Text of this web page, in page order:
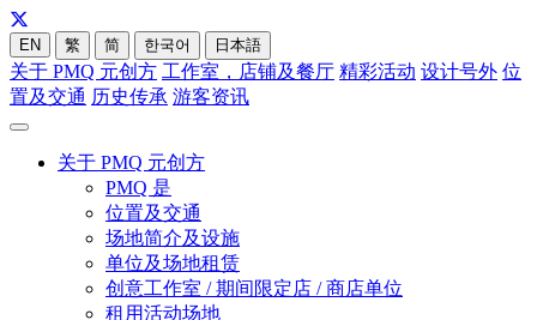
EN 繁 简 한국어 日本語
关于 PMQ 元创方 工作室，店铺及餐厅 精彩活动 设计号外 位
置及交通 历史传承 游客资讯
关于 PMQ 元创方
PMQ 是
位置及交通
场地简介及设施
单位及场地租赁
创意工作室 / 期间限定店 / 商店单位
租用活动场地